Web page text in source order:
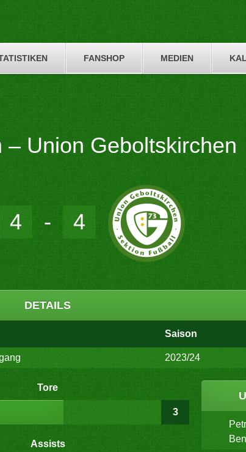
FANSHOP MEDIEN
– Union Geboltskirchen
4 - 4
DETAILS
Saison
2023/24
Tore
3
Assists